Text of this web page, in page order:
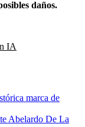
daños.
IA
marca de
Abelardo De La